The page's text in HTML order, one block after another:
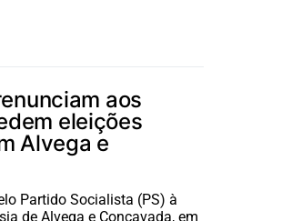
aos
eleições
Alvega e
Partido Socialista (PS) à
de Alvega e Concavada, em